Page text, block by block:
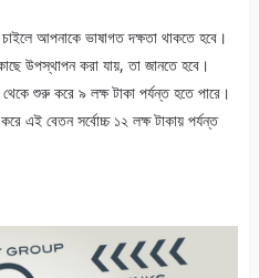
আপনাকে ভাষাগত দক্ষতা থাকতে হবে।
উপস্থাপন করা যায়, তা জানতে হবে।
শুরু করে ৯ লক্ষ টাকা পর্যন্ত হতে পারে।
এই বেতন সর্বোচ্চ ১২ লক্ষ টাকায় পর্যন্ত